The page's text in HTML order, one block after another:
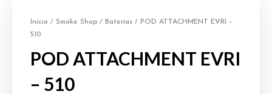
Inicio / Smoke Shop / Baterías / POD ATTACHMENT EVRI –
510
POD ATTACHMENT EVRI
– 510